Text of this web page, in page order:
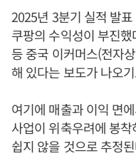
2025년 3분기 실적 발
쿠팡의 수익성이 부진
등 중국 이커머스(전자
해 있다는 보도가 나오
여기에 매출과 이익 면
사업이 위축우려에 봉
쉽지 않을 것으로 추정